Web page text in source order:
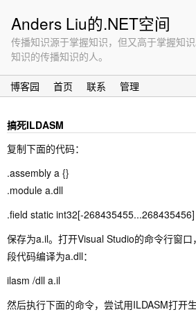
Anders Liu的.NET空间
传播知识源于掌握知识，但又高于掌握知
知识的传播知识的人。
博客园 首页 联系 管理
搞死ILDASM
复制下面的代码：
.assembly a {}
.module a.dll
.field static int32[-
保存为a.il。打开Visual Studio的命令行窗
段代码编译为a.dll：
ilasm /dll a.il
然后执行下面的命令，尝试用ILDASM打开